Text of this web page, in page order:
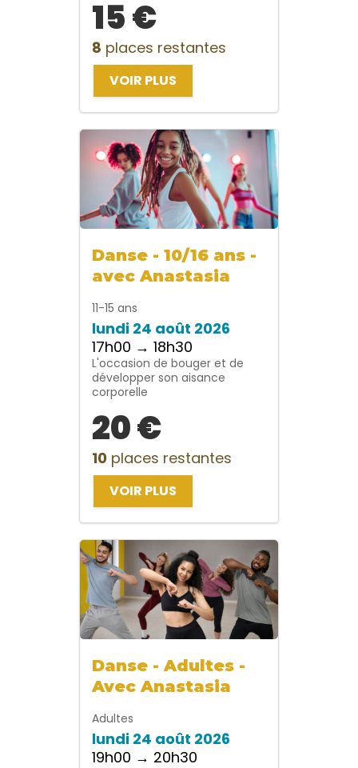
15 €
8 places restantes
VOIR PLUS
Danse - 10/16 ans -
avec Anastasia
11-15 ans
lundi 24 août 2026
17h00 → 18h30
L'occasion de bouger et de
développer son aisance
corporelle
20 €
10 places restantes
VOIR PLUS
Danse - Adultes -
Avec Anastasia
Adultes
lundi 24 août 2026
19h00 → 20h30